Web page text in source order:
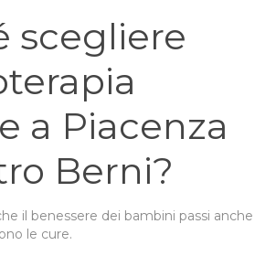
scegliere
a Piacenza
Berni?
il benessere dei bambini passi anche
le cure.